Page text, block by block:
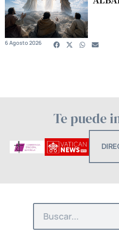
6 Agosto 2026
Te puede